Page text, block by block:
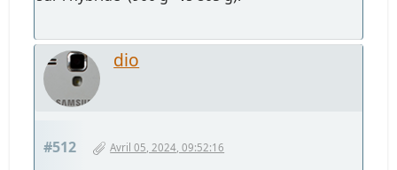
dio
#512 Avril 05, 2024, 09:52:16